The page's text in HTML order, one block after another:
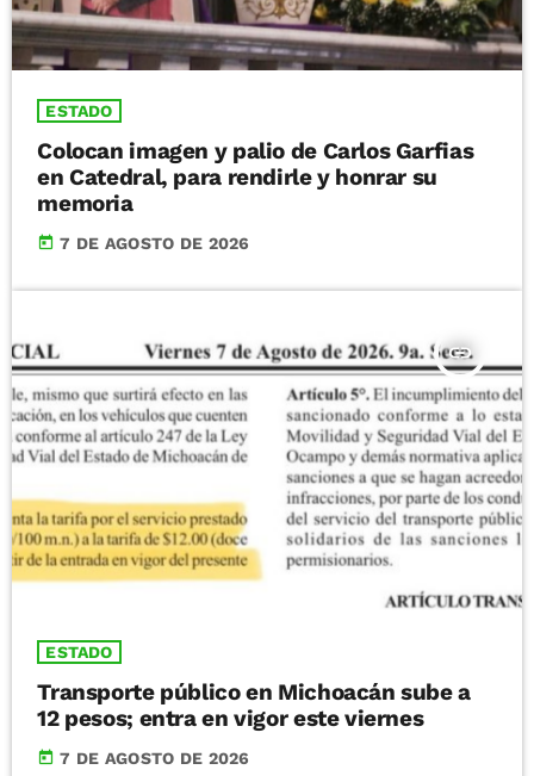
ESTADO
Colocan imagen y palio de Carlos Garfias
en Catedral, para rendirle y honrar su
memoria
today 7 DE AGOSTO DE 2026
insert_link
ESTADO
Transporte público en Michoacán sube a
12 pesos; entra en vigor este viernes
today 7 DE AGOSTO DE 2026